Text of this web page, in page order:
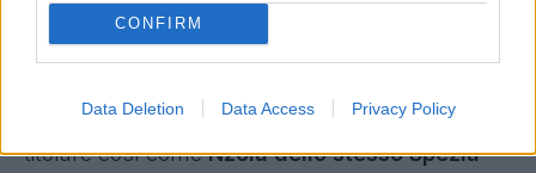
CONFIRM
Data Deletion Data Access Privacy Policy
Spezia, con 6.38 di media (senza contare i
gol segnati ovviamente)
media di 6.22ed a differenza di Verde è un
titolare così comeNzola dello stesso Spezia